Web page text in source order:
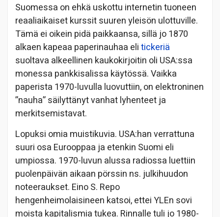
Suomessa on ehkä uskottu internetin tuoneen
reaaliaikaiset kurssit suuren yleisön ulottuville.
Tämä ei oikein pidä paikkaansa, sillä jo 1870
alkaen kapeaa paperinauhaa elitickeriä
suoltava alkeellinen kaukokirjoitin oli USA:ssa
monessa pankkisalissa käytössä. Vaikka
paperista 1970-luvulla luovuttiin, on elektroninen
”nauha” säilyttänyt vanhat lyhenteet ja
merkitsemistavat.
Lopuksi omia muistikuvia. USA:han verrattuna
suuri osa Eurooppaa ja etenkin Suomi eli
umpiossa. 1970-luvun alussa radiossa luettiin
puolenpäivän aikaan pörssin ns. julkihuudon
noteeraukset. Eino S. Repo
hengenheimolaisineen katsoi, ettei YLEn sovi
moista kapitalismia tukea. Rinnalle tuli jo 1980-